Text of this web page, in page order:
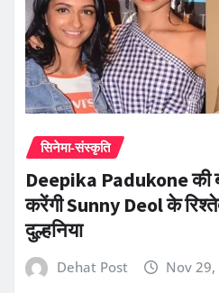
सिनेमा-संस्कृति
Deepika Padukone की
करेंगी Sunny Deol के
दुल्हनिया
Dehat Post Nov 29,